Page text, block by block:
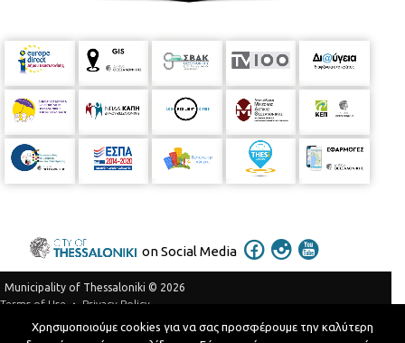
on Social Media
Municipality of Thessaloniki © 2026
Terms of Use
Privacy Policy
Telephone Catalog
Χρησιμοποιούμε cookies για να σας προσφέρουμε την καλύτερη